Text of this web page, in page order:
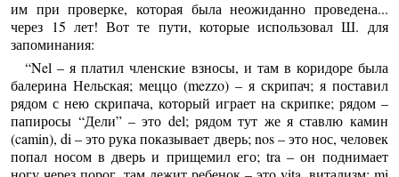
им при проверке, которая была неожиданно проведена...
через 15 лет! Вот те пути, которые использовал Ш. для
запоминания:
“Nel – я платил членские взносы, и там в коридоре была
балерина Нельская; меццо (mezzo) – я скрипач; я поставил
рядом с нею скрипача, который играет на скрипке; рядом –
папиросы “Дели” – это del; рядом тут же я ставлю камин
(camin), di – это рука показывает дверь; nos – это нос, человек
попал носом в дверь и прищемил его; tra – он поднимает